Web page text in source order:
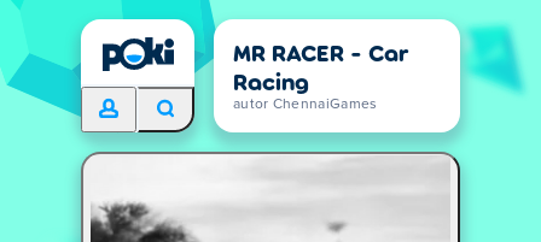
MR RACER - Car
Racing
autor ChennaiGames